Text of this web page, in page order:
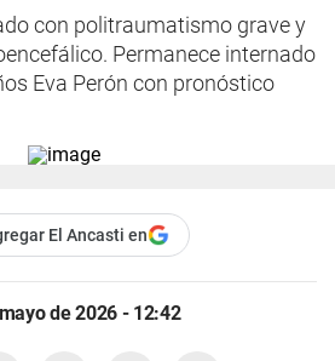
con politraumatismo grave y
Permanece internado
Eva Perón con pronóstico
El Ancasti en
de 2026 - 12:42